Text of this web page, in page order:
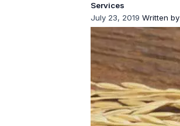
Services
July 23, 2019 Written by